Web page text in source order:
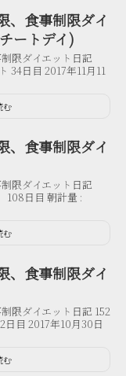
、食事制限ダイ
ートデイ)
限ダイエット日記
34日目 2017年11月11
む
、食事制限ダイ
限ダイエット日記
日目 朝計量 :
む
、食事制限ダイ
限ダイエット日記 152
日目 2017年10月30日
む